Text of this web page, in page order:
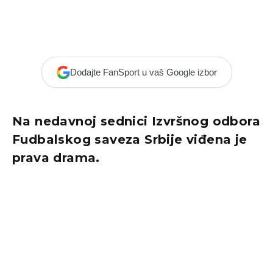
Dodajte FanSport u vaš Google izbor
Na nedavnoj sednici Izvršnog odbora
Fudbalskog saveza Srbije viđena je
prava drama.